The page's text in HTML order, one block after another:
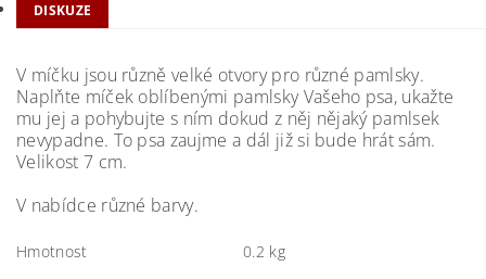
DISKUZE
V míčku jsou různě velké otvory pro různé pamlsky.
Naplňte míček oblíbenými pamlsky Vašeho psa, ukažte
mu jej a pohybujte s ním dokud z něj nějaký pamlsek
nevypadne. To psa zaujme a dál již si bude hrát sám.
Velikost 7 cm.
V nabídce různé barvy.
Hmotnost 0.2 kg